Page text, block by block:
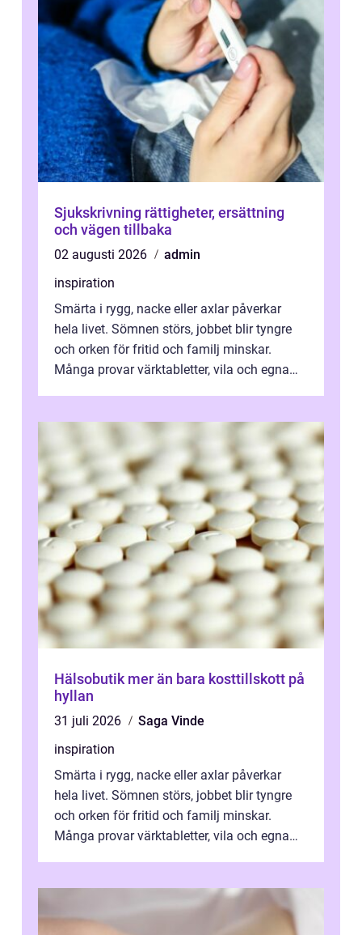
Sjukskrivning rättigheter, ersättning
och vägen tillbaka
02 augusti 2026
admin
inspiration
Smärta i rygg, nacke eller axlar påverkar
hela livet. Sömnen störs, jobbet blir tyngre
och orken för fritid och familj minskar.
Många provar värktabletter, vila och egna
Hälsobutik mer än bara kosttillskott på
hyllan
31 juli 2026
Saga Vinde
inspiration
Smärta i rygg, nacke eller axlar påverkar
hela livet. Sömnen störs, jobbet blir tyngre
och orken för fritid och familj minskar.
Många provar värktabletter, vila och egna